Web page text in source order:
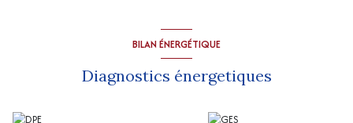
BILAN ÉNERGÉTIQUE
Diagnostics énergetiques